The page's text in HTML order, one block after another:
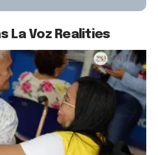
La Voz Realities